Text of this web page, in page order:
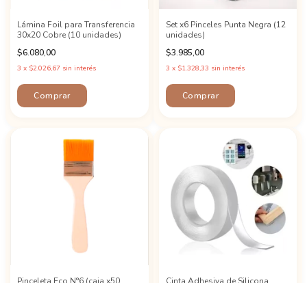
Lámina Foil para Transferencia
30x20 Cobre (10 unidades)
$6.080,00
3 x $2.026,67 sin interés
Set x6 Pinceles Punta Negra (12
unidades)
$3.985,00
3 x $1.328,33 sin interés